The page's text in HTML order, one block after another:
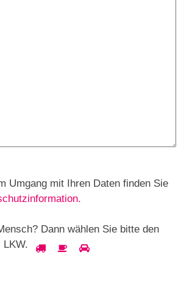
Umgang mit Ihren Daten finden Sie
Dann wählen Sie bitte den
LKW. Sind